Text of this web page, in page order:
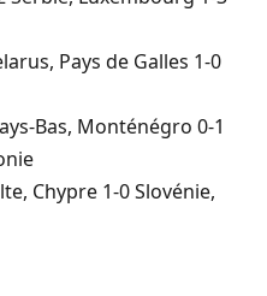
Pays de Galles 1-0
Bas, Monténégro 0-1
Chypre 1-0 Slovénie,